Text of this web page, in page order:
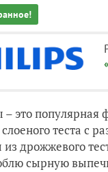
– это популярная
слоеного теста с
из дрожжевого
сырную